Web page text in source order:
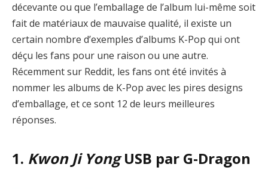
décevante ou que l’emballage de l’album lui-même soit
fait de matériaux de mauvaise qualité, il existe un
certain nombre d’exemples d’albums K-Pop qui ont
déçu les fans pour une raison ou une autre.
Récemment sur Reddit, les fans ont été invités à
nommer les albums de K-Pop avec les pires designs
d’emballage, et ce sont 12 de leurs meilleures
réponses.
1. Kwon Ji YongUSB par G-Dragon